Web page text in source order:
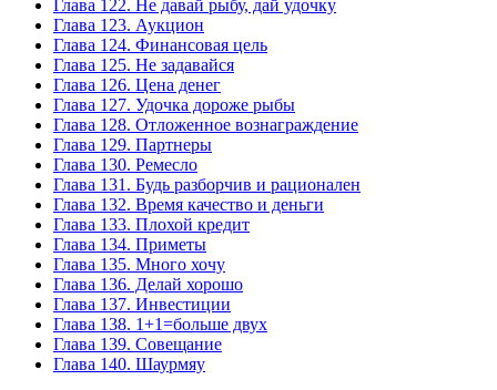
Глава 122. Не давай рыбу, дай удочку
Глава 123. Аукцион
Глава 124. Финансовая цель
Глава 125. Не задавайся
Глава 126. Цена денег
Глава 127. Удочка дороже рыбы
Глава 128. Отложенное вознаграждение
Глава 129. Партнеры
Глава 130. Ремесло
Глава 131. Будь разборчив и рационален
Глава 132. Время качество и деньги
Глава 133. Плохой кредит
Глава 134. Приметы
Глава 135. Много хочу
Глава 136. Делай хорошо
Глава 137. Инвестиции
Глава 138. 1+1=больше двух
Глава 139. Совещание
Глава 140. Шаурмяу